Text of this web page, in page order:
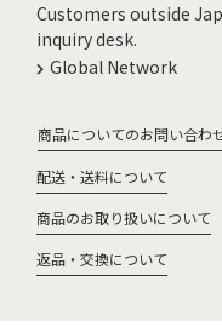
Customers outside
inquiry desk.
Global Network
商品についてのお問い合わ
配送・送料について
商品のお取り扱いについて
返品・交換について